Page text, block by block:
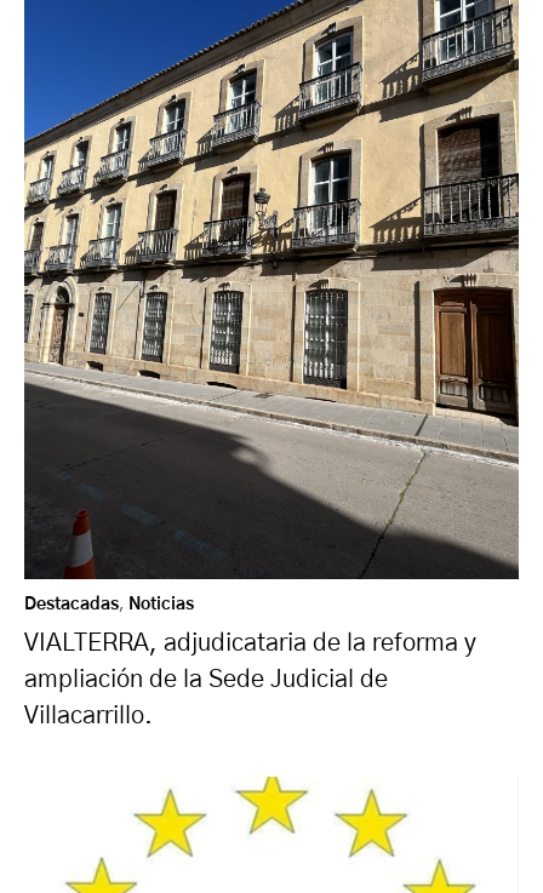
Destacadas, Noticias
VIALTERRA, adjudicataria de la reforma y
ampliación de la Sede Judicial de
Villacarrillo.